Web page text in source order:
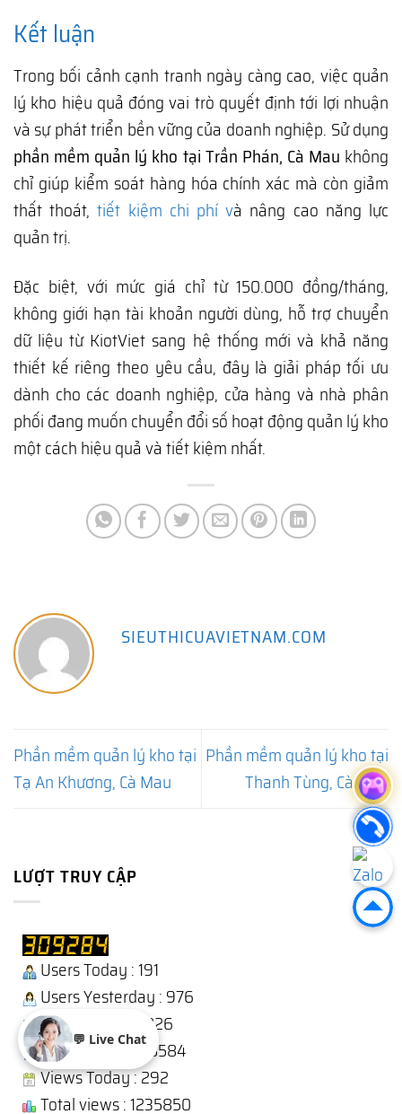
Kết luận
Trong bối cảnh cạnh tranh ngày càng cao, việc quản
lý kho hiệu quả đóng vai trò quyết định tới lợi nhuận
và sự phát triển bền vững của doanh nghiệp. Sử dụng
phần mềm quản lý kho tại Trần Phán, Cà Mau không
chỉ giúp kiểm soát hàng hóa chính xác mà còn giảm
thất thoát, tiết kiệm chi phí và nâng cao năng lực
quản trị.
Đặc biệt, với mức giá chỉ từ 150.000 đồng/tháng,
không giới hạn tài khoản người dùng, hỗ trợ chuyển
dữ liệu từ KiotViet sang hệ thống mới và khả năng
thiết kế riêng theo yêu cầu, đây là giải pháp tối ưu
dành cho các doanh nghiệp, cửa hàng và nhà phân
phối đang muốn chuyển đổi số hoạt động quản lý kho
một cách hiệu quả và tiết kiệm nhất.
SIEUTHICUAVIETNAM.COM
Phần mềm quản lý kho tại
Tạ An Khương, Cà Mau
Phần mềm quản lý kho tại
Thanh Tùng, Cà Mau
LƯỢT TRUY CẬP
Users Today : 191
Users Yesterday : 976
This Month : 10826
Total Users : 308584
Views Today : 292
Total views : 1235850
💬 Live Chat